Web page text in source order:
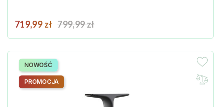
Cena
719,99 zł Cena podstawowa
799,99 zł
NOWOŚĆ
PROMOCJA